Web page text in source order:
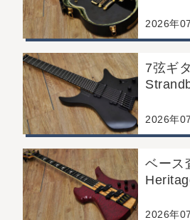
客様よ
2026年
7弦ギ
区より
2026年
ベース
にて買
2026年